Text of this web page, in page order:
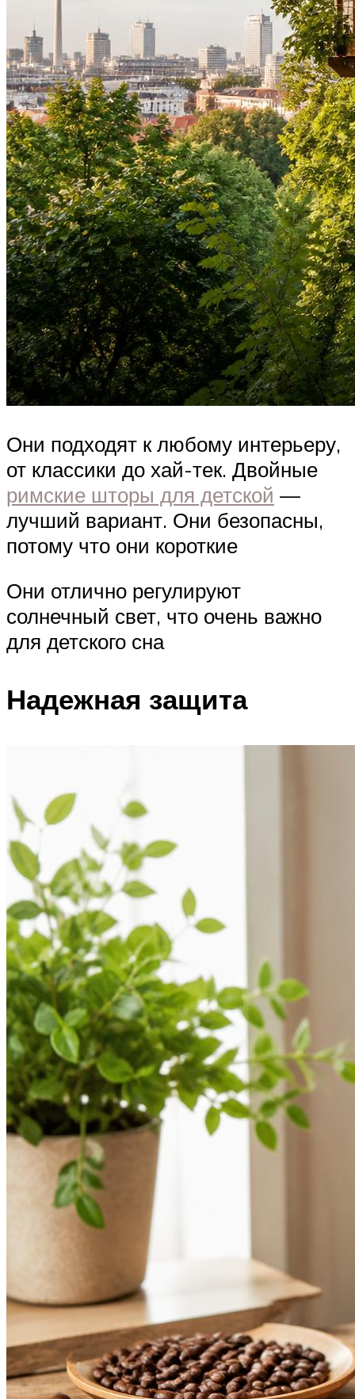
Они подходят к любому интерьеру,
от классики до хай-тек. Двойные
римские шторы для детской —
лучший вариант. Они безопасны,
потому что они короткие
Они отлично регулируют
солнечный свет, что очень важно
для детского сна
Надежная защита